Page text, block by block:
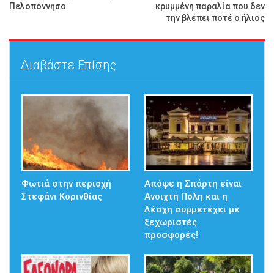
Πελοπόννησο
κρυμμένη παραλία που δεν
την βλέπει ποτέ ο ήλιος
Διαβάστε Επίσης:
Φωτιά στην περιοχή
Στεφάνι Κορινθίας
Απόψε η Σπάρτη είναι
Ανοιχτή Πόλη και η
Λέσχη συμμετέχει με
ξεχωριστές
προσφορές!